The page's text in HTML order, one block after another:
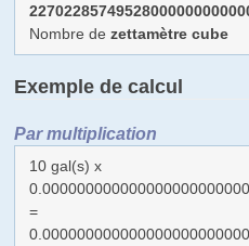
Nombre dezettamètre cube
Exemple de calcul
Par multiplication
10 gal(s) x
=